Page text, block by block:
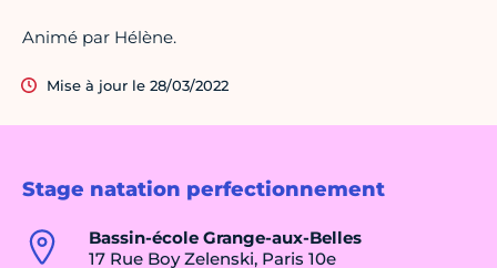
Stage natation perfectionnement
Bassin-école Grange-aux-Belles
17 Rue Boy Zelenski, Paris 10e
Animé par Hélène.
Mise à jour le 28/03/2022